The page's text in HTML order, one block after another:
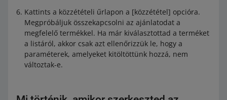
Kattints a közzétételi űrlapon a [közzététel] opcióra.
Megpróbáljuk összekapcsolni az ajánlatodat a
megfelelő termékkel. Ha már kiválasztottad a terméket
a listáról, akkor csak azt ellenőrizzük le, hogy a
paraméterek, amelyeket kitöltöttünk hozzá, nem
változtak-e.